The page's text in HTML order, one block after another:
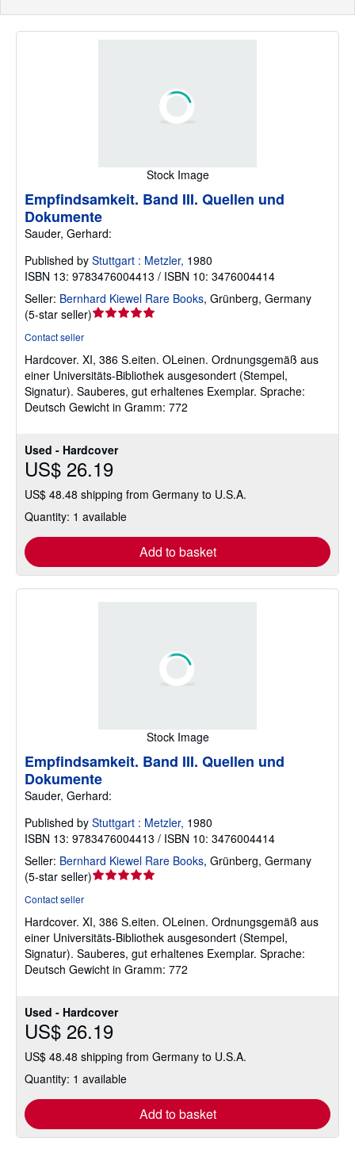
Stock Image
Used - Hardcover
US$ 26.19
US$ 48.48 shipping from Germany to U.S.A.
Quantity: 1 available
Add to basket
Empfindsamkeit. Band III. Quellen und
Dokumente
Sauder, Gerhard:
Published by Stuttgart : Metzler, 1980
ISBN 13: 9783476004413 / ISBN 10: 3476004414
Seller: Bernhard Kiewel Rare Books, Grünberg, Germany
(5-star seller)Seller
out
of
5
stars
Contact seller
Hardcover. XI, 386 S.eiten. OLeinen. Ordnungsgemäß aus
einer Universitäts-Bibliothek ausgesondert (Stempel,
Signatur). Sauberes, gut erhaltenes Exemplar. Sprache:
Deutsch Gewicht in Gramm: 772
Stock Image
Used - Hardcover
US$ 26.19
US$ 48.48 shipping from Germany to U.S.A.
Quantity: 1 available
Add to basket
Empfindsamkeit. Band III. Quellen und
Dokumente
Sauder, Gerhard:
Published by Stuttgart : Metzler, 1980
ISBN 13: 9783476004413 / ISBN 10: 3476004414
Seller: Bernhard Kiewel Rare Books, Grünberg, Germany
(5-star seller)Seller
out
of
5
stars
Contact seller
Hardcover. XI, 386 S.eiten. OLeinen. Ordnungsgemäß aus
einer Universitäts-Bibliothek ausgesondert (Stempel,
Signatur). Sauberes, gut erhaltenes Exemplar. Sprache:
Deutsch Gewicht in Gramm: 772